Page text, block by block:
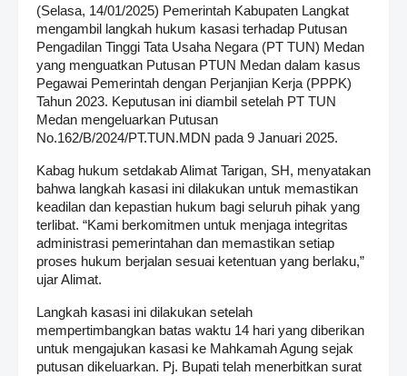
(Selasa, 14/01/2025) Pemerintah Kabupaten Langkat
mengambil langkah hukum kasasi terhadap Putusan
Pengadilan Tinggi Tata Usaha Negara (PT TUN) Medan
yang menguatkan Putusan PTUN Medan dalam kasus
Pegawai Pemerintah dengan Perjanjian Kerja (PPPK)
Tahun 2023. Keputusan ini diambil setelah PT TUN
Medan mengeluarkan Putusan
No.162/B/2024/PT.TUN.MDN pada 9 Januari 2025.
Kabag hukum setdakab Alimat Tarigan, SH, menyatakan
bahwa langkah kasasi ini dilakukan untuk memastikan
keadilan dan kepastian hukum bagi seluruh pihak yang
terlibat. “Kami berkomitmen untuk menjaga integritas
administrasi pemerintahan dan memastikan setiap
proses hukum berjalan sesuai ketentuan yang berlaku,”
ujar Alimat.
Langkah kasasi ini dilakukan setelah
mempertimbangkan batas waktu 14 hari yang diberikan
untuk mengajukan kasasi ke Mahkamah Agung sejak
putusan dikeluarkan. Pj. Bupati telah menerbitkan surat